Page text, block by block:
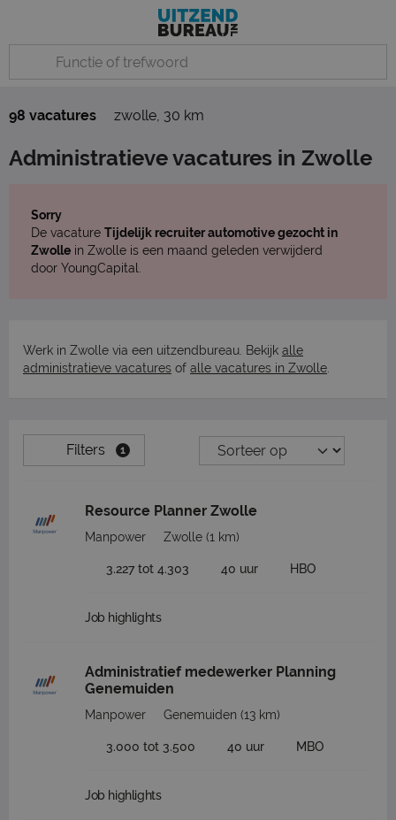
98 vacatures zwolle, 30 km
Administratieve vacatures in Zwolle
Sorry
De vacature Tijdelijk recruiter automotive gezocht in
Zwolle in Zwolle is een maand geleden verwijderd
door YoungCapital.
Werk in Zwolle via een uitzendbureau. Bekijk alle
administratieve vacatures of alle vacatures in Zwolle
Filters 1
Resource Planner Zwolle
Manpower Zwolle (1 km)
3.227 tot 4.303 40 uur HBO
Job highlights
Administratief medewerker Planning
Genemuiden
Manpower Genemuiden (13 km)
3.000 tot 3.500 40 uur MBO
Job highlights